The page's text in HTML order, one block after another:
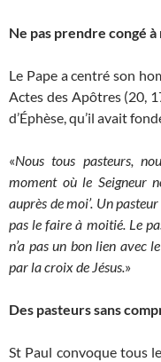
Ne pas prendre congé
Le Pape a centré son
Actes des Apôtres (20,
d’Éphèse, qu’il avait
«Nous tous pasteurs,
moment où le Seigneur
auprès de moi’. Un
pas le faire à moitié. Le
n’a pas un bon lien avec
par la croix de Jésus.»
Des pasteurs sans
St Paul convoque tous